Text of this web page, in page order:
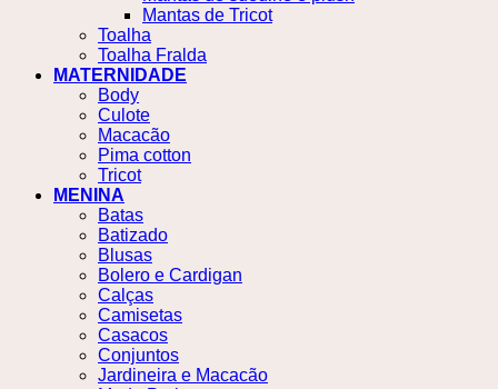
Mantas de Tricot
Toalha
Toalha Fralda
MATERNIDADE
Body
Culote
Macacão
Pima cotton
Tricot
MENINA
Batas
Batizado
Blusas
Bolero e Cardigan
Calças
Camisetas
Casacos
Conjuntos
Jardineira e Macacão